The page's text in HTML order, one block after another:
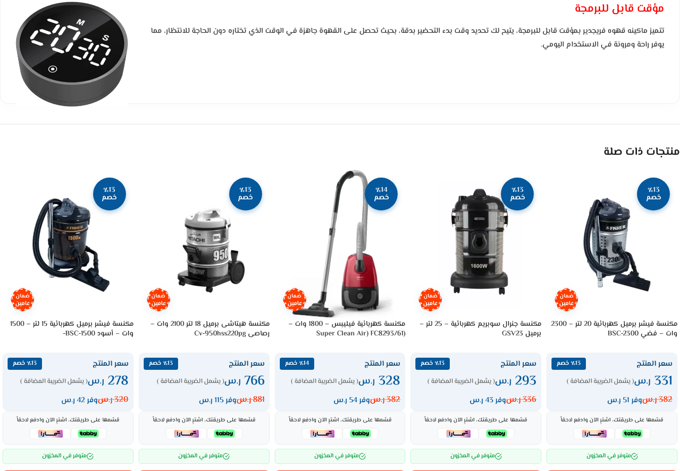
مؤقت قابل للبرمجة
تتميز ماكينه قهوه فريجدير بمؤقت قابل للبرمجة، يتيح لك تحديد وقت بدء التحضير بدقة، بحيث تحصل على القهوة جاهزة في الوقت الذي تختاره دون الحاجة للانتظار، مما
يوفر راحة ومرونة في الاستخدام اليومي.
منتجات ذات صلة
٪13
خصم
ضمان
عامين
مكنسة فيشر برميل كهربائية 20 لتر – 2300
وات – فضي BSC-2300
سعر المنتج ٪13 خصم
331 ر.س( يشمل الضريبة المضافة )
382ر.سوفر 51 ر.س
قسّمها على طريقتك، اشترِ الآن وادفع لاحقاً
متوفر في المخزون
٪13
خصم
ضمان
عامين
مكنسة جنرال سوبريم كهربائية – 25 لتر –
برميل GSV23
سعر المنتج ٪13 خصم
293 ر.س( يشمل الضريبة المضافة )
336ر.سوفر 43 ر.س
قسّمها على طريقتك، اشترِ الآن وادفع لاحقاً
متوفر في المخزون
٪14
خصم
ضمان
عامين
مكنسة كهربائية فيليبس – 1800 وات –
(Super Clean Air) FC8293/61
سعر المنتج ٪14 خصم
328 ر.س( يشمل الضريبة المضافة )
382ر.سوفر 54 ر.س
قسّمها على طريقتك، اشترِ الآن وادفع لاحقاً
متوفر في المخزون
٪13
خصم
ضمان
عامين
مكنسة هيتاشى برميل 18 لتر 2100 وات –
رصاصى Cv-950hss220pg
سعر المنتج ٪13 خصم
766 ر.س( يشمل الضريبة المضافة )
881ر.سوفر 115 ر.س
قسّمها على طريقتك، اشترِ الآن وادفع لاحقاً
متوفر في المخزون
٪13
خصم
ضمان
عامين
مكنسة فيشر برميل كهربائية 15 لتر – 1500
وات – أسود BSC-1500-
سعر المنتج ٪13 خصم
278 ر.س( يشمل الضريبة المضافة )
320ر.سوفر 42 ر.س
قسّمها على طريقتك، اشترِ الآن وادفع لاحقاً
متوفر في المخزون